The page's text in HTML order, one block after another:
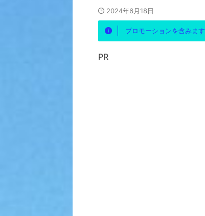
2024年6月18日
プロモーションを含みます
PR